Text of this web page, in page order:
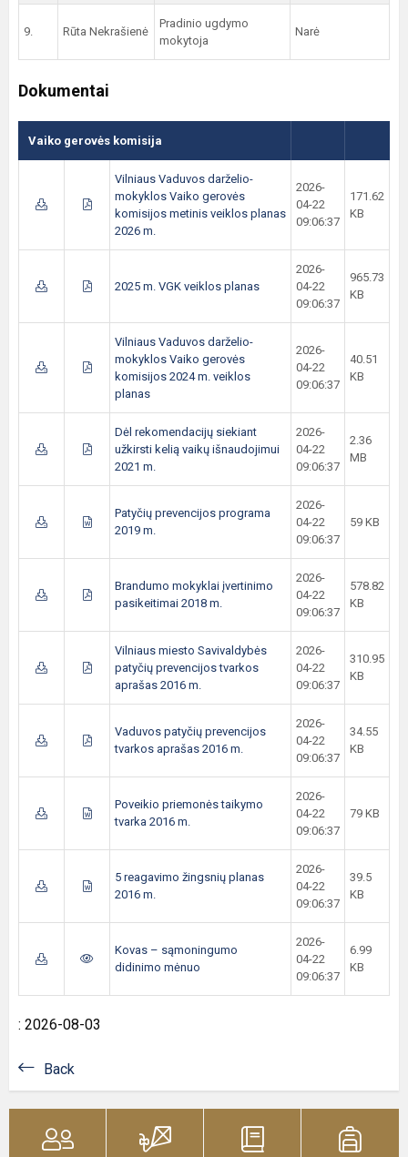
9. Rūta Nekrašienė
Pradinio ugdymo
mokytoja
Narė
Dokumentai
Vaiko gerovės komisija
Vilniaus Vaduvos darželio-
mokyklos Vaiko gerovės
komisijos metinis veiklos planas
2026 m.
2026-
04-22
09:06:37
171.62
KB
2025 m. VGK veiklos planas
2026-
04-22
09:06:37
965.73
KB
Vilniaus Vaduvos darželio-
mokyklos Vaiko gerovės
komisijos 2024 m. veiklos
planas
2026-
04-22
09:06:37
40.51
KB
Dėl rekomendacijų siekiant
užkirsti kelią vaikų išnaudojimui
2021 m.
2026-
04-22
09:06:37
2.36
MB
Patyčių prevencijos programa
2019 m.
2026-
04-22
09:06:37
59 KB
Brandumo mokyklai įvertinimo
pasikeitimai 2018 m.
2026-
04-22
09:06:37
578.82
KB
Vilniaus miesto Savivaldybės
patyčių prevencijos tvarkos
aprašas 2016 m.
2026-
04-22
09:06:37
310.95
KB
Vaduvos patyčių prevencijos
tvarkos aprašas 2016 m.
2026-
04-22
09:06:37
34.55
KB
Poveikio priemonės taikymo
tvarka 2016 m.
2026-
04-22
09:06:37
79 KB
5 reagavimo žingsnių planas
2016 m.
2026-
04-22
09:06:37
39.5
KB
Kovas – sąmoningumo
didinimo mėnuo
2026-
04-22
09:06:37
6.99
KB
: 2026-08-03
Back